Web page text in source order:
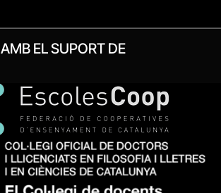
AMB EL SUPORT DE